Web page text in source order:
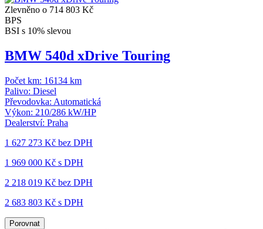
Zlevněno o 714 803 Kč
BPS
BSI s 10% slevou
BMW 540d xDrive Touring
Počet km: 16134 km
Palivo: Diesel
Převodovka: Automatická
Výkon: 210/286 kW/HP
Dealerství: Praha
1 627 273 Kč bez DPH
1 969 000 Kč s DPH
2 218 019 Kč bez DPH
2 683 803 Kč s DPH
Porovnat